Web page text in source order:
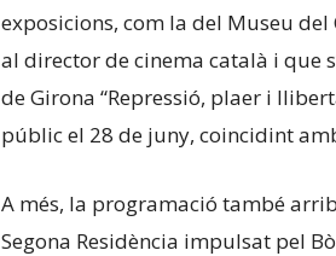
exposicions, com la del Museu
al director de cinema català i que
de Girona “Repressió, plaer i
públic el 28 de juny, coincidint
A més, la programació també
Segona Residència impulsat pel